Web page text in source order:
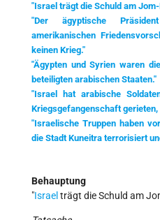
"Israel trägt die Schuld am
"Der ägyptische
amerikanischen
keinen Krieg."
"Ägypten und Syrien waren
beteiligten arabischen Staaten."
"Israel hat arabische
Kriegsgefangenschaft gerieten,
"Israelische Truppen haben
die Stadt Kuneitra terrorisiert
Behauptung
"Israel trägt die Schuld am